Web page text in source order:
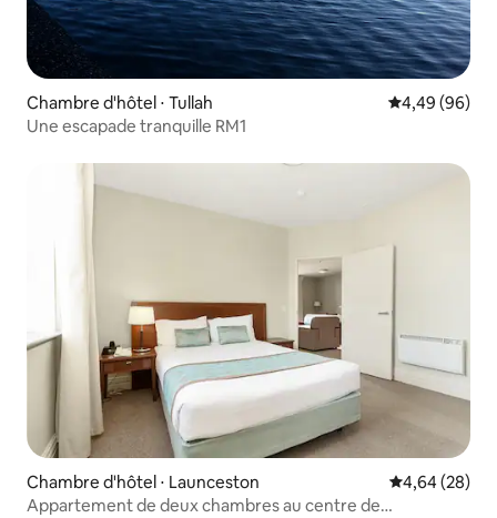
Chambre d'hôtel ⋅ Tullah Évaluation
4,49 (96)
Une escapade tranquille RM1
Chambre d'hôtel ⋅ Launceston Évaluation
4,64 (28)
Appartement de deux chambres au centre de